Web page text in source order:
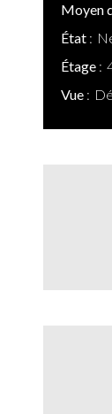
Moyen
État
Étage
Vue